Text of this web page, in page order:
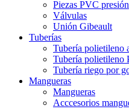
Piezas PVC presión
Válvulas
Unión Gibeault
Tuberías
Tubería polietileno
Tubería polietileno
Tubería riego por
Mangueras
Mangueras
Acccesorios